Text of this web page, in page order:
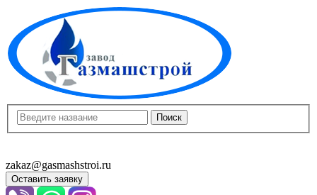
zakaz@gasmashstroi.ru
Оставить заявку